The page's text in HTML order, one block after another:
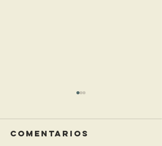
Comentarios